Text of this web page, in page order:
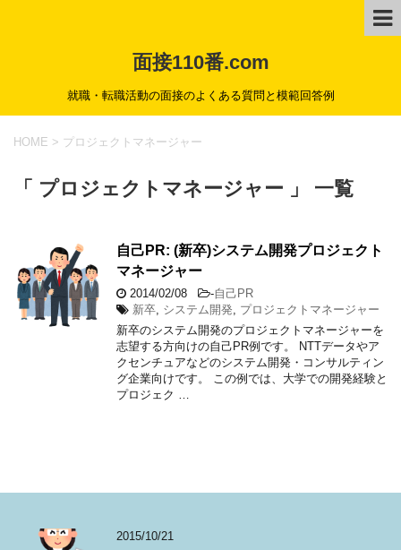
面接110番.com
就職・転職活動の面接のよくある質問と模範回答例
HOME > プロジェクトマネージャー
「 プロジェクトマネージャー 」 一覧
自己PR: (新卒)システム開発プロジェクト
マネージャー
2014/02/08 -自己PR
新卒 システム開発
プロジェクトマネージャー
新卒のシステム開発のプロジェクトマネージャーを
志望する方向けの自己PR例です。 NTTデータやア
クセンチュアなどのシステム開発・コンサルティン
グ企業向けです。 この例では、大学での開発経験と
プロジェク …
2015/10/21